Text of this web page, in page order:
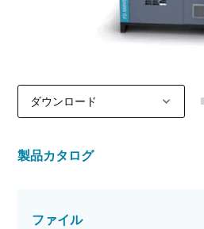
製品カタログ
ファイル